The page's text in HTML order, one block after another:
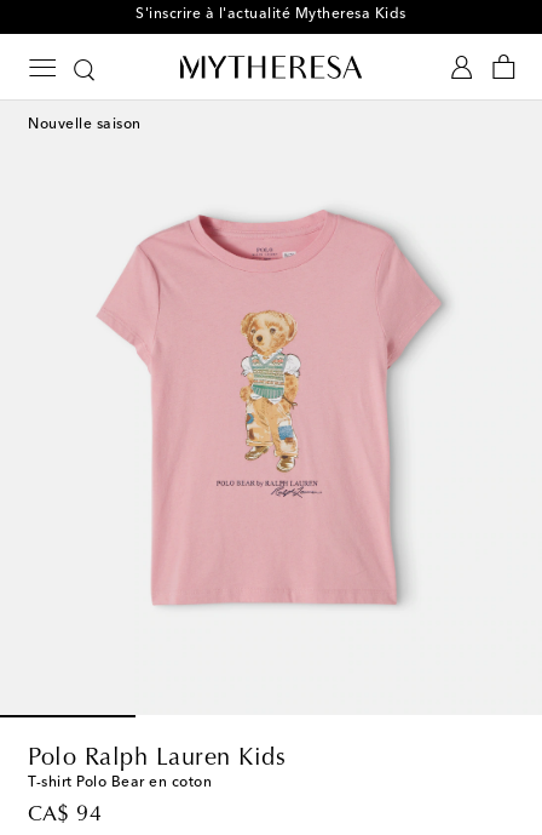
S'inscrire à l'actualité Mytheresa Kids
Nouvelle saison
Polo Ralph Lauren Kids
T-shirt Polo Bear en coton
CA$ 94
original price